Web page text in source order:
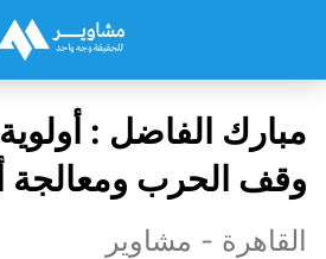
مبارك الفاضل :
وقف الحرب ومعالجة
القاهرة - مشاوير